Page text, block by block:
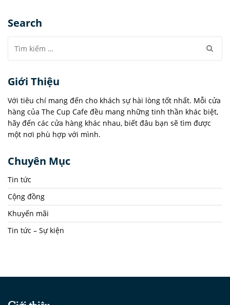
Search
Giới Thiệu
Với tiêu chí mang đến cho khách sự hài lòng tốt nhất. Mỗi cửa
hàng của The Cup Cafe đều mang những tinh thần khác biệt,
hãy đến các cửa hàng khác nhau, biết đâu bạn sẽ tìm được
một nơi phù hợp với mình.
Chuyên Mục
Tin tức
Cộng đồng
Khuyến mãi
Tin tức – Sự kiện